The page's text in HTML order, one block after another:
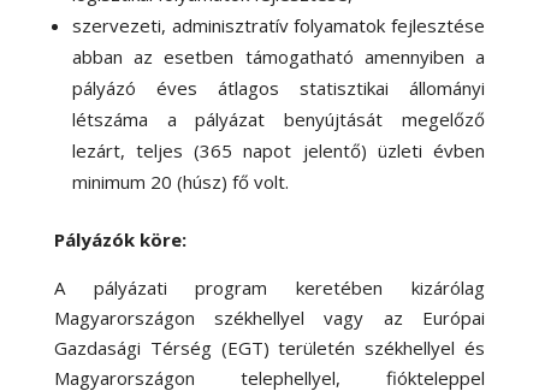
szervezeti, adminisztratív folyamatok fejlesztése
abban az esetben támogatható amennyiben a
pályázó éves átlagos statisztikai állományi
létszáma a pályázat benyújtását megelőző
lezárt, teljes (365 napot jelentő) üzleti évben
minimum 20 (húsz) fő volt.
Pályázók köre:
A pályázati program keretében kizárólag
Magyarországon székhellyel vagy az Európai
Gazdasági Térség (EGT) területén székhellyel és
Magyarországon telephellyel, fiókteleppel